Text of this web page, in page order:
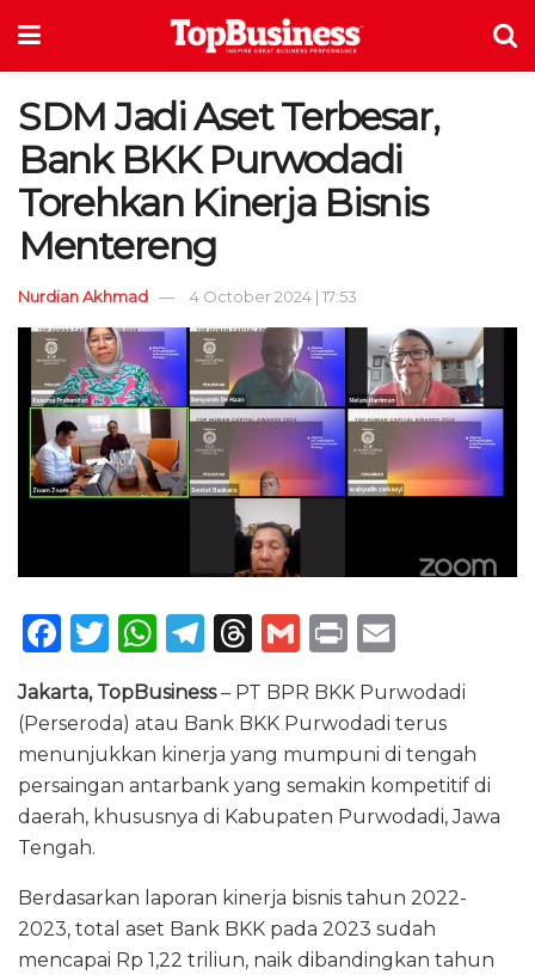
SDM Jadi Aset Terbesar,
Bank BKK Purwodadi
Torehkan Kinerja Bisnis
Mentereng
Nurdian Akhmad 4 October 2024 | 17:53
F
c
e
b
o
o
k
T
it
te
r
W
h
a
ts
A
p
T
e
g
ra
m
T
re
a
d
s
G
ai
l
P
n
t
ai
l
Jakarta, TopBusiness– PT BPR BKK Purwodadi
(Perseroda) atau Bank BKK Purwodadi terus
menunjukkan kinerja yang mumpuni di tengah
persaingan antarbank yang semakin kompetitif di
daerah, khususnya di Kabupaten Purwodadi, Jawa
Tengah.
Berdasarkan laporan kinerja bisnis tahun 2022-
2023, total aset Bank BKK pada 2023 sudah
mencapai Rp 1,22 triliun, naik dibandingkan tahun